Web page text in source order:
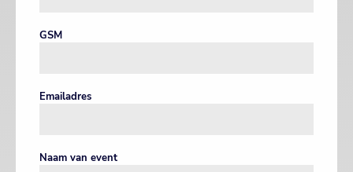
GSM
Emailadres
Naam van event